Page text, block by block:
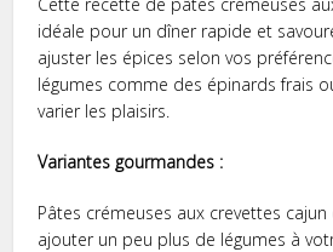
idéale pour un dîner rapide et
ajuster les épices selon vos
légumes comme des épinards frais
varier les plaisirs.
Variantes gourmandes :
Pâtes crémeuses aux crevettes
ajouter un peu plus de légumes à